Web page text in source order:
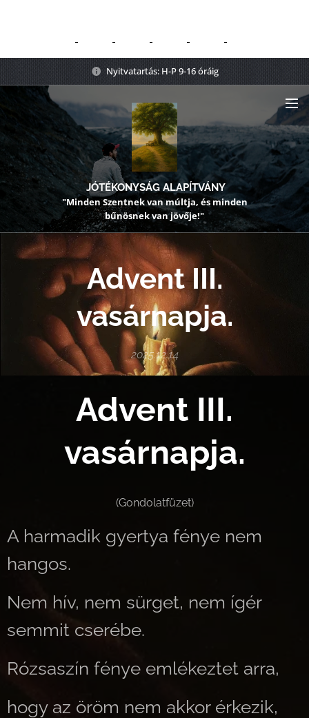
Nyitvatartás: H-P 9-16 óráig
JÓTÉKONYSÁG ALAPÍTVÁNY
"Minden Szentnek van múltja, és minden
bűnösnek van jövője!"
Advent III.
vasárnapja.
2025.12.14
Advent III.
vasárnapja.
(Gondolatfüzet)
A harmadik gyertya fénye nem
hangos.
Nem hív, nem sürget, nem ígér
semmit cserébe.
Rózsaszín fénye emlékeztet arra,
hogy az öröm nem akkor érkezik,